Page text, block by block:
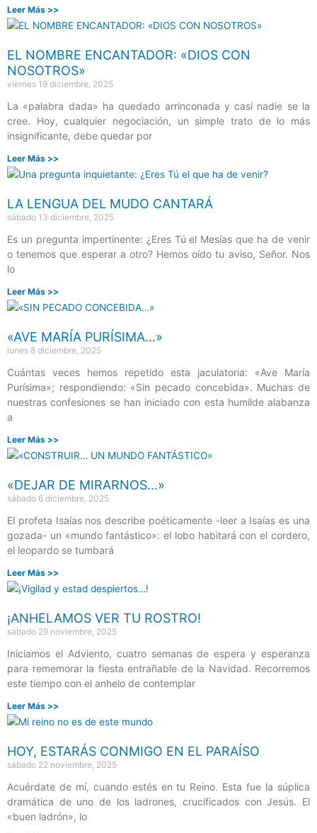
Leer Más >>
EL NOMBRE ENCANTADOR: «DIOS CON
NOSOTROS»
viernes 19 diciembre, 2025
La «palabra dada» ha quedado arrinconada y casi nadie se la
cree. Hoy, cualquier negociación, un simple trato de lo más
insignificante, debe quedar por
Leer Más >>
LA LENGUA DEL MUDO CANTARÁ
sábado 13 diciembre, 2025
Es un pregunta impertinente: ¿Eres Tú el Mesías que ha de venir
o tenemos que esperar a otro? Hemos oído tu aviso, Señor. Nos
lo
Leer Más >>
«AVE MARÍA PURÍSIMA…»
lunes 8 diciembre, 2025
Cuántas veces hemos repetido esta jaculatoria: «Ave María
Purísima»; respondiendo: «Sin pecado concebida». Muchas de
nuestras confesiones se han iniciado con esta humilde alabanza
a
Leer Más >>
«DEJAR DE MIRARNOS…»
sábado 6 diciembre, 2025
El profeta Isaías nos describe poéticamente -leer a Isaías es una
gozada- un «mundo fantástico»: el lobo habitará con el cordero,
el leopardo se tumbará
Leer Más >>
¡ANHELAMOS VER TU ROSTRO!
sábado 29 noviembre, 2025
Iniciamos el Adviento, cuatro semanas de espera y esperanza
para rememorar la fiesta entrañable de la Navidad. Recorremos
este tiempo con el anhelo de contemplar
Leer Más >>
HOY, ESTARÁS CONMIGO EN EL PARAÍSO
sábado 22 noviembre, 2025
Acuérdate de mí, cuando estés en tu Reino. Esta fue la súplica
dramática de uno de los ladrones, crucificados con Jesús. El
«buen ladrón», lo